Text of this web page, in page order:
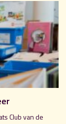
Club van de